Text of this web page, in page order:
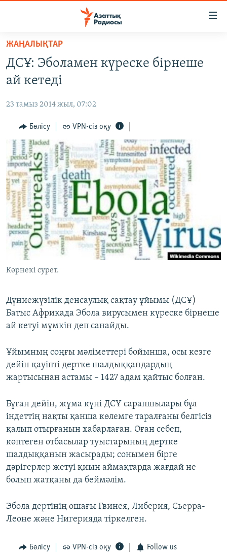
Skip
main
content
to
Navigation
Skip
Search
ЖАҢАЛЫҚТАР
САЯСАТ
ҚАҢТАР ОҚИҒАСЫ
АДАМ ҚҰҚЫҚТАРЫ
ӘЛЕУМЕТ
ӘЛЕМ
АРНАЙЫ ЖОБАЛАР
Русский
ЖАЗЫЛЫҢЫЗ
ЖАҢАЛЫҚТАР
ДСҰ: Эболамен күреске бірнеше
ай кетеді
23 тамыз 2014 жыл, 07:02
Бөлісу VPN-сіз оқу
Көрнекі сурет.
Дүниежүзілік денсаулық сақтау ұйымы (ДСҰ)
Батыс Африкада Эбола вирусымен күреске бірнеше
ай кетуі мүмкін деп санайды.
Ұйымның соңғы мәліметтері бойынша, осы кезге
дейін қауіпті дертке шалдыққандардың
жартысынан астамы – 1427 адам қайтыс болған.
Бұған дейін, жұма күні ДСҰ сарапшылары бұл
індеттің нақты қанша көлемге таралғаны белгісіз
қалып отырғанын хабарлаған. Оған себеп,
көптеген отбасылар туыстарының дертке
шалдыққанын жасырады; сонымен бірге
дәрігерлер жетуі қиын аймақтарда жағдай не
болып жатқаны да беймәлім.
Эбола дертінің ошағы Гвинея, Либерия, Сьерра-
Леоне және Нигерияда тіркелген.
Бөлісу VPN-сіз оқу Follow us